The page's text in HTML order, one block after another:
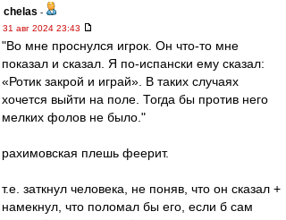
chelas -
31 авг 2024 23:43
"Во мне проснулся игрок. Он что‑то мне
показал и сказал. Я по‑испански ему сказал:
«Ротик закрой и играй». В таких случаях
хочется выйти на поле. Тогда бы против него
мелких фолов не было."
рахимовская плешь феерит.
т.е. заткнул человека, не поняв, что он сказал +
намекнул, что поломал бы его, если б сам